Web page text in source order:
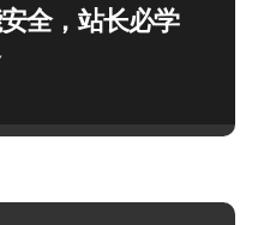
全，站长必学